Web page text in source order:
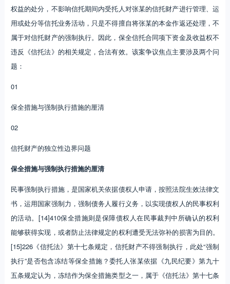
权益的处分，不影响信托期间内受托人对张某的信托财产进行管理、运
用或处分等信托业务活动，只是不得擅自将张某的本金作返还处理，不
属于对信托财产的强制执行。因此，保全信托合同项下资金及收益权不
违反《信托法》的相关规定，合法有效。该案争议焦点主要涉及两个问
题：
01
保全措施与强制执行措施的厘清
02
信托财产的独立性边界问题
保全措施与强制执行措施的厘清
民事强制执行措施，是国家机关依据债权人申请，按照法院生效法律文
书，运用国家强制力，强制债务人履行义务，以实现债权人的民事权利
的活动。[14]410保全措施则是保障债权人在民事裁判中所确认的权利
能够获得实现，或者防止法律规定的权利遭受无法弥补的损害为目的。
[15]226《信托法》第十七条规定，信托财产不得强制执行，此处“强制
执行”是否包含冻结等保全措施？委托人张某依据《九民纪要》第九十
五条规定认为，冻结作为保全措施类型之一，属于《信托法》第十七条